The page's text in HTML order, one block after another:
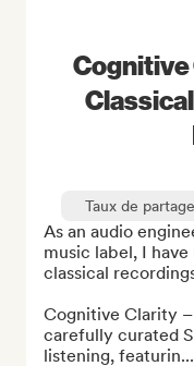
Taux de
As an audio
music label, I
classical
Cognitive Clarity
carefully curated
listening, featurin...